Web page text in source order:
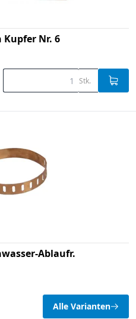
Nr. 6
Stk.
Ablaufr.
Alle Varianten